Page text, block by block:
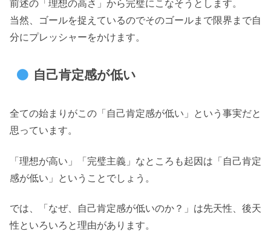
前述の「理想の高さ」から完璧にこなそうとします。
当然、ゴールを捉えているのでそのゴールまで限界まで自
分にプレッシャーをかけます。
自己肯定感が低い
全ての始まりがこの「自己肯定感が低い」という事実だと
思っています。
「理想が高い」「完璧主義」なところも起因は「自己肯定
感が低い」ということでしょう。
では、「なぜ、自己肯定感が低いのか？」は先天性、後天
性といろいろと理由があります。